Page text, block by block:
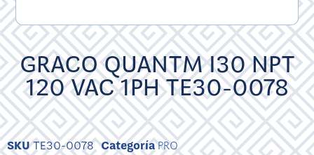
GRACO QUANTM I30 NPT
120 VAC 1PH TE30-0078
SKUTE30-0078 CategoríaPRO